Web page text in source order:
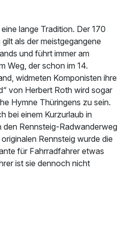
lange Tradition. Der 170
als der meistgegangene
und führt immer am
Weg, der schon im 14.
widmeten Komponisten ihre
von Herbert Roth wird sogar
Hymne Thüringens zu sein.
bei einem Kurzurlaub in
den Rennsteig-Radwanderweg
Rennsteig wurde die
für Fahrradfahrer etwas
ist sie dennoch nicht